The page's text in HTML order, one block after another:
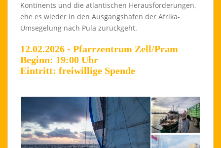
Kontinents und die atlantischen Herausforderungen,
ehe es wieder in den Ausgangshafen der Afrika-
Umsegelung nach Pula zurückgeht.
12.02.2026 - Pfarrzentrum Zell/Pram
Beginn: 19:00 Uhr
Eintritt: freiwillige Spende